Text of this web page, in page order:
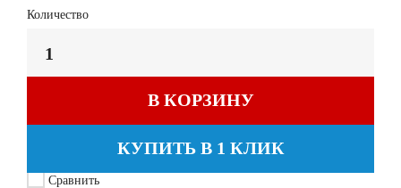
Количество
В КОРЗИНУ
КУПИТЬ В 1 КЛИК
Сравнить